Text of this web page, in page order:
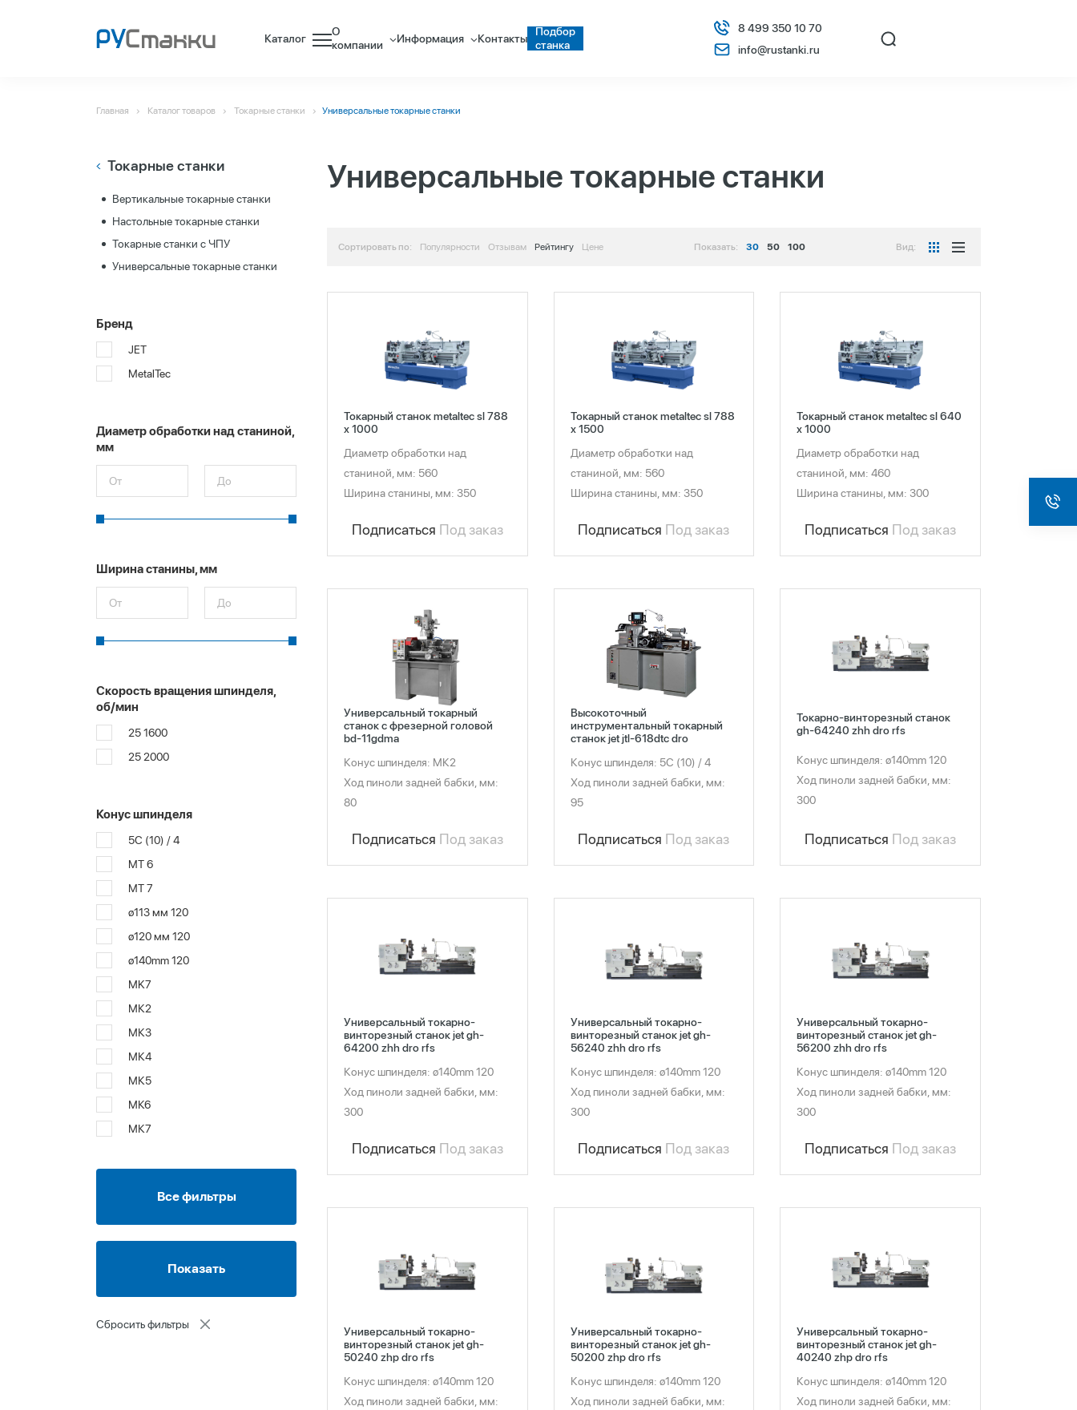
Каталог
О
компании
Информация Контакты
Подбор
станка
8 499 350 10 70
info@rustanki.ru
Главная Каталог товаров Токарные станки Универсальные токарные станки
Токарные станки
Вертикальные токарные станки
Настольные токарные станки
Токарные станки c ЧПУ
Универсальные токарные станки
Бренд
JET
MetalTec
Диаметр обработки над станиной,
мм
Ширина станины, мм
Скорость вращения шпинделя,
об/мин
25 1600
25 2000
Конус шпинделя
5С (10) / 4
MT 6
MT 7
ø113 мм 120
ø120 мм 120
ø140mm 120
МK7
МК2
МК3
МК4
МК5
МК6
МК7
Все фильтры
Сбросить фильтры
Универсальные токарные станки
Сортировать по: Популярности Отзывам Рейтингу Цене Показать: 30 50 100 Вид:
Токарный станок metaltec sl 788
x 1000
Диаметр обработки над
станиной, мм: 560
Ширина станины, мм: 350
Подписаться Под заказ
Токарный станок metaltec sl 788
x 1500
Диаметр обработки над
станиной, мм: 560
Ширина станины, мм: 350
Подписаться Под заказ
Токарный станок metaltec sl 640
x 1000
Диаметр обработки над
станиной, мм: 460
Ширина станины, мм: 300
Подписаться Под заказ
Универсальный токарный
станок с фрезерной головой
bd-11gdma
Конус шпинделя: МК2
Ход пиноли задней бабки, мм:
80
Подписаться Под заказ
Высокоточный
инструментальный токарный
станок jet jtl-618dtc dro
Конус шпинделя: 5С (10) / 4
Ход пиноли задней бабки, мм:
95
Подписаться Под заказ
Токарно-винторезный станок
gh-64240 zhh dro rfs
Конус шпинделя: ø140mm 120
Ход пиноли задней бабки, мм:
300
Подписаться Под заказ
Универсальный токарно-
винторезный станок jet gh-
64200 zhh dro rfs
Конус шпинделя: ø140mm 120
Ход пиноли задней бабки, мм:
300
Подписаться Под заказ
Универсальный токарно-
винторезный станок jet gh-
56240 zhh dro rfs
Конус шпинделя: ø140mm 120
Ход пиноли задней бабки, мм:
300
Подписаться Под заказ
Универсальный токарно-
винторезный станок jet gh-
56200 zhh dro rfs
Конус шпинделя: ø140mm 120
Ход пиноли задней бабки, мм:
300
Подписаться Под заказ
Универсальный токарно-
винторезный станок jet gh-
50240 zhp dro rfs
Конус шпинделя: ø140mm 120
Ход пиноли задней бабки, мм:
Универсальный токарно-
винторезный станок jet gh-
50200 zhp dro rfs
Конус шпинделя: ø140mm 120
Ход пиноли задней бабки, мм:
Универсальный токарно-
винторезный станок jet gh-
40240 zhp dro rfs
Конус шпинделя: ø140mm 120
Ход пиноли задней бабки, мм: